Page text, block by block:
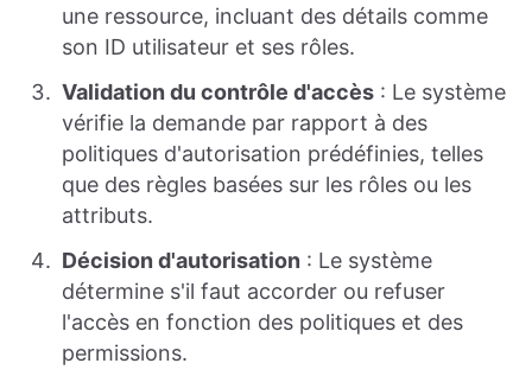
une ressource, incluant des détails comme
son ID utilisateur et ses rôles.
Validation du contrôle d'accès : Le système
vérifie la demande par rapport à des
politiques d'autorisation prédéfinies, telles
que des règles basées sur les rôles ou les
attributs.
Décision d'autorisation : Le système
détermine s'il faut accorder ou refuser
l'accès en fonction des politiques et des
permissions.